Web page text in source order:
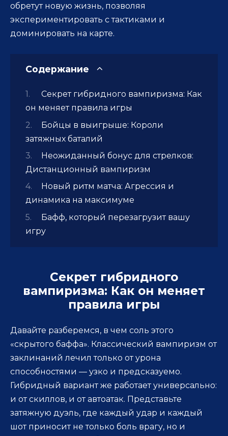
обретут новую жизнь, позволяя
экспериментировать с тактиками и
доминировать на карте.
Содержание
Секрет гибридного вампиризма: Как
он меняет правила игры
Бойцы в выигрыше: Короли
затяжных баталий
Неожиданный бонус для стрелков:
Дистанционный вампиризм
Новый ритм матча: Агрессия и
динамика на максимуме
Бафф, который перезагрузит вашу
игру
Секрет гибридного
вампиризма: Как он меняет
правила игры
Давайте разберемся, в чем соль этого
«скрытого баффа». Классический вампиризм от
заклинаний лечил только от урона
способностями — узко и предсказуемо.
Гибридный вариант же работает универсально:
и от скиллов, и от автоатак. Представьте
затяжную дуэль, где каждый удар и каждый
шот приносит не только боль врагу, но и